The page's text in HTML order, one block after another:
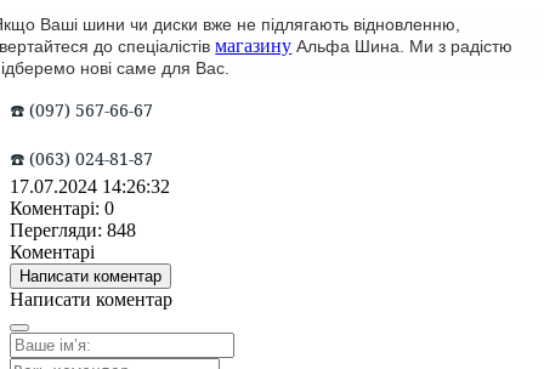
Ваші шини чи диски вже не підлягають відновленню,
до спеціалістівмагазину Альфа Шина. Ми з радістю
нові саме для Вас.
☎ (097) 567-66-67
☎ (063) 024-81-87
17.07.2024 14:26:32
Коментарі: 0
Перегляди: 848
Коментарі
Написати коментар
Написати коментар